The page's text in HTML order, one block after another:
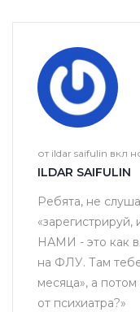
от ildar saifulin вкл
ILDAR SAIFULIN
Ребята, не
«зарегистрируй,
НАМИ - это как
на ФЛУ. Там
месяца», а потом
от психиатра?»